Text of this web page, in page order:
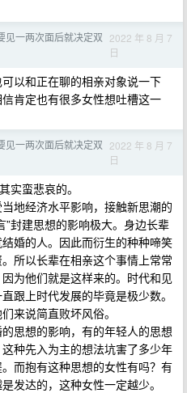
见一两次面后就决定双 2022 年 8 月 7
日
以和正在聊的相亲对象说一下
肯定也有很多女性想吐槽这一
见一两次面后就决定双 2022 年 8 月 7
日
实蛮悲哀的。
地经济水平影响，接触新思潮的
封建思想的影响极大。身边长辈
婚的人。因此而衍生的种种啼笑
所以长辈在相亲这个事情上常常
为他们就是这样来的。时代和见
跟上时代发展的毕竟是极少数。
来说简直败坏风俗。
思想的影响，有的年轻人的思想
种先入为主的想法坑害了多少年
而抱有这种思想的女性有吗？有
发达的，这种女性一定越少。